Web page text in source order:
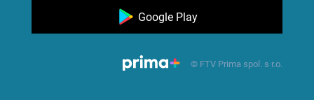
Google Play
© FTV Prima spol. s r.o.